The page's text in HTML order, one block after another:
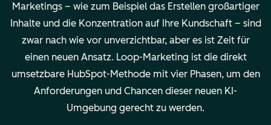
Marketings – wie zum Beispiel das Erstellen großartiger
Inhalte und die Konzentration auf Ihre Kundschaft – sind
zwar nach wie vor unverzichtbar, aber es ist Zeit für
einen neuen Ansatz. Loop-Marketing ist die direkt
umsetzbare HubSpot-Methode mit vier Phasen, um den
Anforderungen und Chancen dieser neuen KI-
Umgebung gerecht zu werden.